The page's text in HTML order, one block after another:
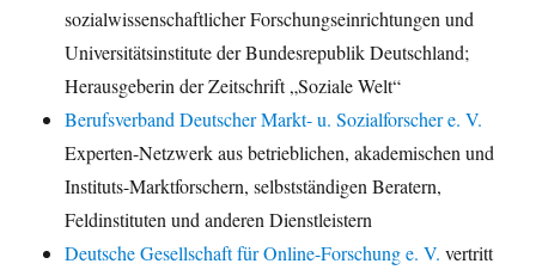
sozialwissenschaftlicher Forschungseinrichtungen und
Universitätsinstitute der Bundesrepublik Deutschland;
Herausgeberin der Zeitschrift „Soziale Welt“
Berufsverband Deutscher Markt- u. Sozialforscher e. V.
Experten-Netzwerk aus betrieblichen, akademischen und
Instituts-Marktforschern, selbstständigen Beratern,
Feldinstituten und anderen Dienstleistern
Deutsche Gesellschaft für Online-Forschung e. V. vertritt